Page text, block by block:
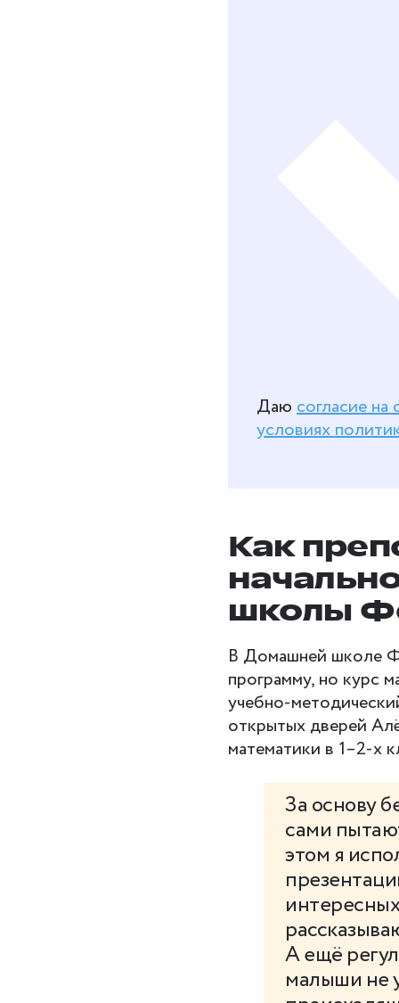
Даю согласие
условиях
Как
школы
В Домашней школе
программу, но курс
учебно-
открытых дверей
математики в 1–2-х
За основу
сами
этом я
А ещё
малыши не